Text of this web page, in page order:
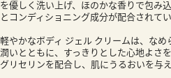
を優しく洗い上げ、ほのかな香りで包み
とコンディショニング成分が配合されてい
軽やかなボディ ジェル クリームは、な
潤いとともに、すっきりとした心地よさ
グリセリンを配合し、肌にうるおいを与え